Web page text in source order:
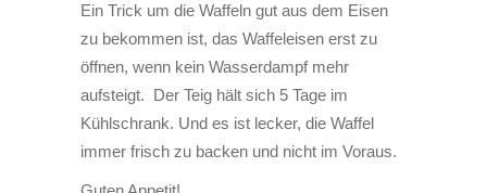
Ein Trick um die Waffeln gut aus dem Eisen
zu bekommen ist, das Waffeleisen erst zu
öffnen, wenn kein Wasserdampf mehr
aufsteigt. Der Teig hält sich 5 Tage im
Kühlschrank. Und es ist lecker, die Waffel
immer frisch zu backen und nicht im Voraus.